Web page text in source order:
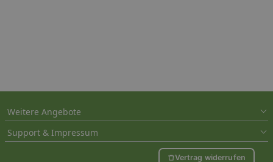
Weitere Angebote
Support & Impressum
Vertrag widerrufen